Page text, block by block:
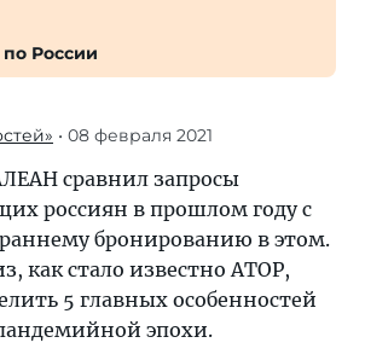
по России
• 08 февраля 2021
сравнил запросы
россиян в прошлом году с
бронированию в этом.
как стало известно АТОР,
5 главных особенностей
эпохи.